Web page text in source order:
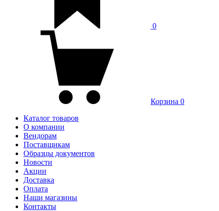
0
Корзина 0
Каталог товаров
О компании
Вендорам
Поставщикам
Образцы документов
Новости
Акции
Доставка
Оплата
Наши магазины
Контакты